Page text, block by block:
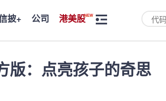
披+ 公司 港美股
版：点亮孩子的奇思